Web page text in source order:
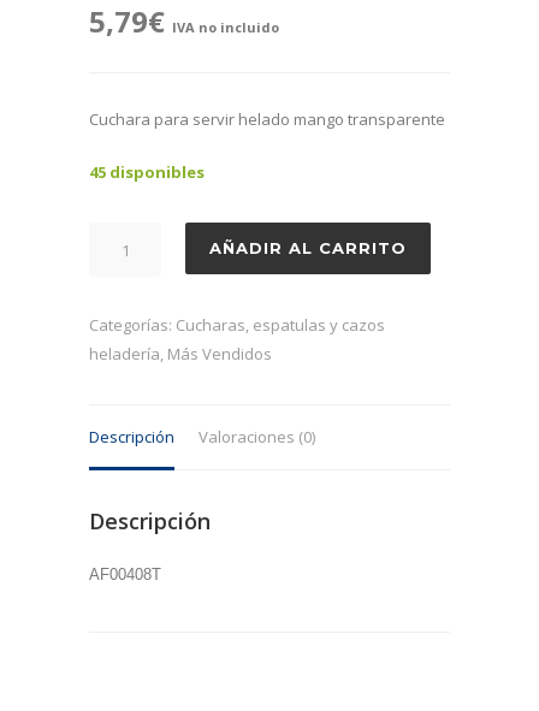
5,79€ IVA no incluido
Cuchara para servir helado mango transparente
45 disponibles
cantidad
AÑADIR AL CARRITO
Categorías: Cucharas, espatulas y cazos
heladería, Más Vendidos
Descripción Valoraciones (0)
Descripción
AF00408T